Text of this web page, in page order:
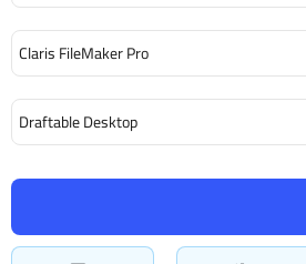
Claris FileMaker Pro
Draftable Desktop